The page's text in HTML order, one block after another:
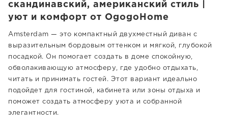
скандинавский, американский стиль |
уют и комфорт от OgogoHome
Amsterdam — это компактный двухместный диван с
выразительным бордовым оттенком и мягкой, глубокой
посадкой. Он помогает создать в доме спокойную,
обволакивающую атмосферу, где удобно отдыхать,
читать и принимать гостей. Этот вариант идеально
подойдет для гостиной, кабинета или зоны отдыха и
поможет создать атмосферу уюта и собранной
элегантности.